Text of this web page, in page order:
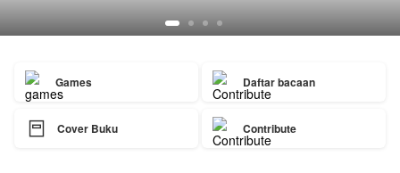
Games Daftar bacaan
 Cover Buku Contribute